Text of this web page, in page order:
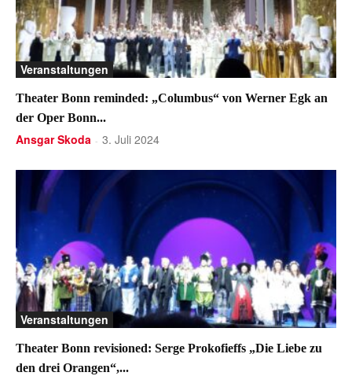
Veranstaltungen
Theater Bonn reminded: „Columbus“ von Werner Egk an
der Oper Bonn...
Ansgar Skoda - 3. Juli 2024
Veranstaltungen
Theater Bonn revisioned: Serge Prokofieffs „Die Liebe zu
den drei Orangen“,...